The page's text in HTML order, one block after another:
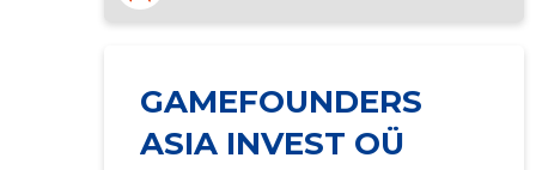
GAMEFOUNDERS
ASIA INVEST OÜ